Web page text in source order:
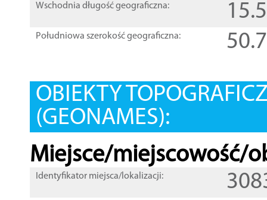
Wschodnia długość geograficzna:
Południowa szerokość geograficzna:
OBIEKTY
(GEONAMES):
Miejsce/miejscowość/
Identyfikator miejsca/lokalizacji: